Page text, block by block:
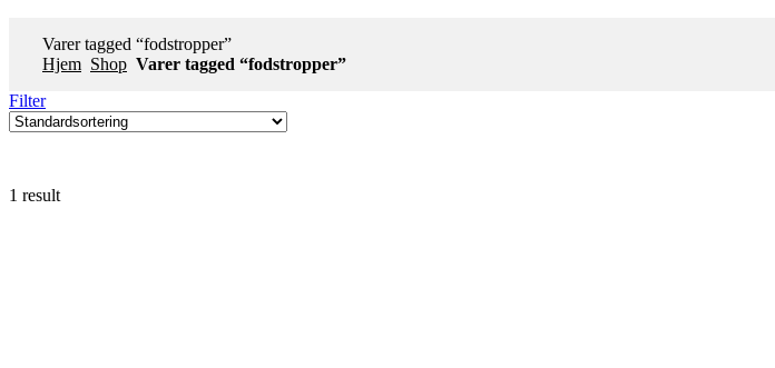
Varer tagged “fodstropper”
Hjem Shop Varer tagged “fodstropper”
Filter
1 result